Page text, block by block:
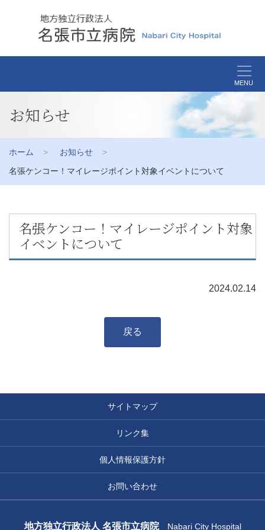
MENU
お知らせ
ホーム
お知らせ
名張ケンコー！マイレージポイント対象イベントについて
名張ケンコー！マイレージポイント対象
イベントについて
2024.02.14
戻る
サイトマップ
リンク集
個人情報保護方針
お問い合わせ
地方独立行政法人 名張市立病院Nabari City Hospital